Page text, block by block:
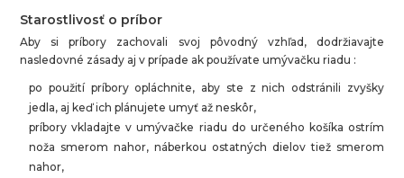
Starostlivosť o príbor
Aby si príbory zachovali svoj pôvodný vzhľad, dodržiavajte
nasledovné zásady aj v prípade ak používate umývačku riadu :
po použití príbory opláchnite, aby ste z nich odstránili zvyšky
jedla, aj keď ich plánujete umyť až neskôr,
príbory vkladajte v umývačke riadu do určeného košíka ostrím
noža smerom nahor, náberkou ostatných dielov tiež smerom
nahor,